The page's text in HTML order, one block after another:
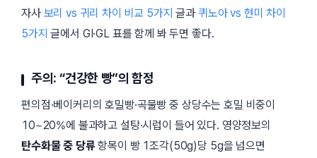
자사 보리 vs 귀리 차이 비교 5가지 글과퀴노아 vs 현미 차이
5가지 글에서 GI·GL 표를 함께 봐 두면 좋다.
주의: “건강한 빵”의 함정
편의점·베이커리의호밀빵·곡물빵 중 상당수는 호밀 비중이
10~20%에 불과하고 설탕·시럽이 들어 있다. 영양정보의
탄수화물 중 당류 항목이 빵 1조각(50g)당 5g을 넘으면